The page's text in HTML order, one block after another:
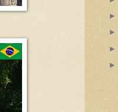
►
►
►
►